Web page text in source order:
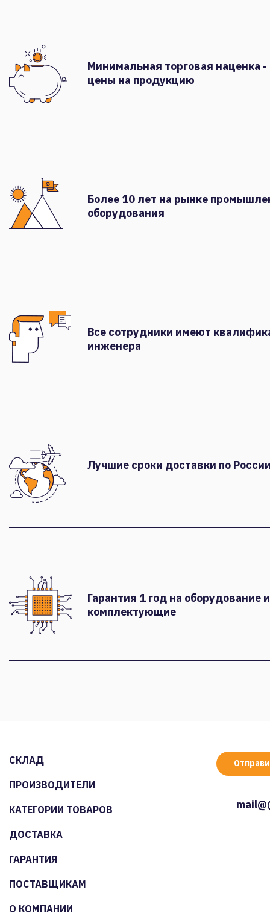
Минимальная торговая наценка
цены на продукцию
Более 10 лет на рынке
оборудования
Все сотрудники имеют
инженера
Лучшие сроки доставки по
Гарантия 1 год на оборудование и
комплектующие
СКЛАД
ПРОИЗВОДИТЕЛИ
КАТЕГОРИИ ТОВАРОВ
ДОСТАВКА
ГАРАНТИЯ
ПОСТАВЩИКАМ
О КОМПАНИИ